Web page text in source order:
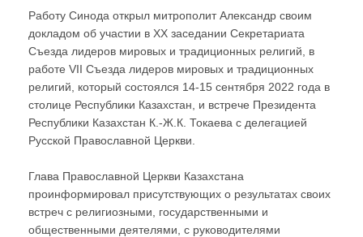
Работу Синода открыл митрополит Александр своим
докладом об участии в ХX заседании Секретариата
Съезда лидеров мировых и традиционных религий, в
работе VII Съезда лидеров мировых и традиционных
религий, который состоялся 14-15 сентября 2022 года в
столице Республики Казахстан, и встрече Президента
Республики Казахстан К.-Ж.К. Токаева с делегацией
Русской Православной Церкви.
Глава Православной Церкви Казахстана
проинформировал присутствующих о результатах своих
встреч с религиозными, государственными и
общественными деятелями, с руководителями